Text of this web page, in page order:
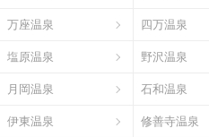
万座温泉 四万温泉
塩原温泉 野沢温泉
月岡温泉 石和温泉
伊東温泉 修善寺温泉